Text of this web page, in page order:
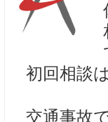
初回相談
交通事故